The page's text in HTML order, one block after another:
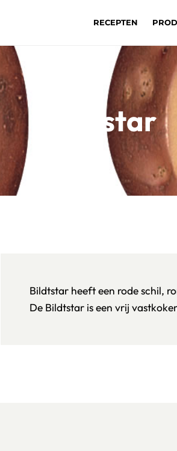
RECEPTEN
Bildtstar
Bildtstar heeft een rode schil,
De Bildtstar is een vrij